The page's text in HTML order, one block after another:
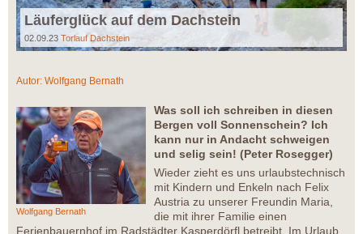
Läuferglück auf dem Dachstein
02.09.23 Torlauf Dachstein
Autor: Wolfgang Bernath
Wolfgang Bernath
Was soll ich schreiben in diesen
Bergen voll Sonnenschein? Ich
kann nur in Andacht schweigen
und selig sein! (Peter Rosegger)
Wieder zieht es uns urlaubstechnisch
mit Kindern und Enkeln nach Felix
Austria zu unserer Freundin Maria,
die mit ihrer Familie einen
Ferienbauernhof im Radstädter Kasperdörfl betreibt. Im Urlaub